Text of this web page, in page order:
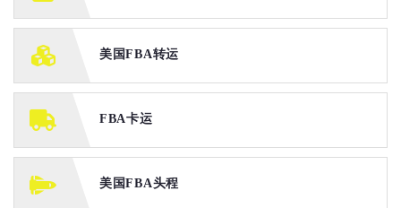
美国FBA转运
FBA卡运
美国FBA头程